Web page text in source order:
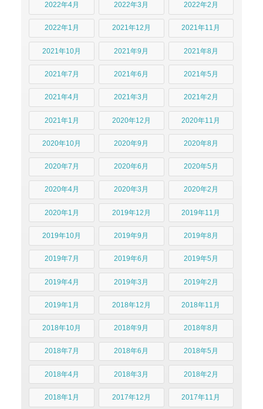
2022年4月 2022年3月 2022年2月
2022年1月 2021年12月 2021年11月
2021年10月 2021年9月 2021年8月
2021年7月 2021年6月 2021年5月
2021年4月 2021年3月 2021年2月
2021年1月 2020年12月 2020年11月
2020年10月 2020年9月 2020年8月
2020年7月 2020年6月 2020年5月
2020年4月 2020年3月 2020年2月
2020年1月 2019年12月 2019年11月
2019年10月 2019年9月 2019年8月
2019年7月 2019年6月 2019年5月
2019年4月 2019年3月 2019年2月
2019年1月 2018年12月 2018年11月
2018年10月 2018年9月 2018年8月
2018年7月 2018年6月 2018年5月
2018年4月 2018年3月 2018年2月
2018年1月 2017年12月 2017年11月